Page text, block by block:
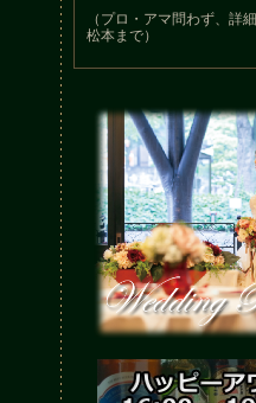
（プロ・アマ問わず、詳
松本まで）